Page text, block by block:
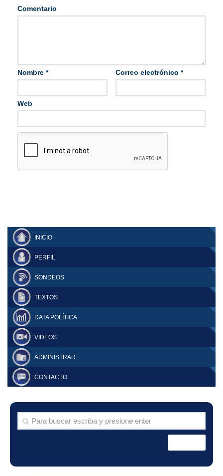
Comentario
Nombre * Correo electrónico *
Web
INICIO
PERFIL
SONDEOS
TEXTOS
DATA POLÍTICA
VIDEOS
ADMINISTRAR
CONTACTO